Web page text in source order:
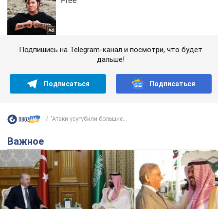
Подпишись на Telegram-канал и посмотри, что будет
дальше!
Подписаться Подписаться
"Атаки усугубили большие...
Важное